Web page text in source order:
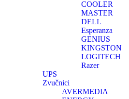
COOLER
MASTER
DELL
Esperanza
GENIUS
KINGSTON
LOGITECH
Razer
UPS
Zvučnici
AVERMEDIA